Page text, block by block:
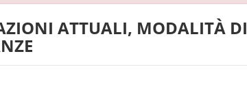
ATTUALI, MODALITÀ DI